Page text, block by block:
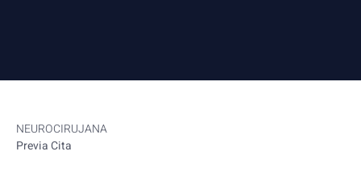
NEUROCIRUJANA
Previa Cita